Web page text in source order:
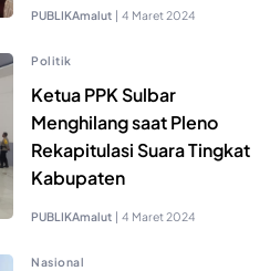
PUBLIKAmalut | 4 Maret 2024
Politik
Ketua PPK Sulbar
Menghilang saat Pleno
Rekapitulasi Suara Tingkat
Kabupaten
PUBLIKAmalut | 4 Maret 2024
Nasional